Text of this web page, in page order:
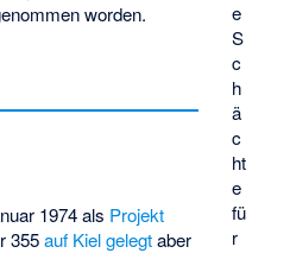
e
S
c
h
ä
c
ht
e
fü
r
worden.
1974 als Projekt
355auf Kiel gelegtaber